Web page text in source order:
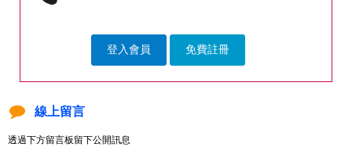
登入會員 免費註冊
線上留言
透過下方留言板留下公開訊息